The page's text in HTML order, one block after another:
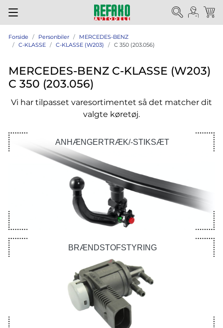
Forside Personbiler
MERCEDES-BENZ
C-KLASSE
C-KLASSE (W203) C 350 (203.056)
MERCEDES-BENZ C-KLASSE (W203)
C 350 (203.056)
Vi har tilpasset varesortimentet så det matcher dit
valgte køretøj.
ANHÆNGERTRÆK/-STIKSÆT
BRÆNDSTOFSTYRING